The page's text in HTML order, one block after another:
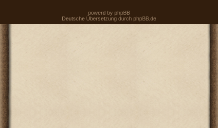
powerd by phpBB
Deutsche Übersetzung durch phpBB.de